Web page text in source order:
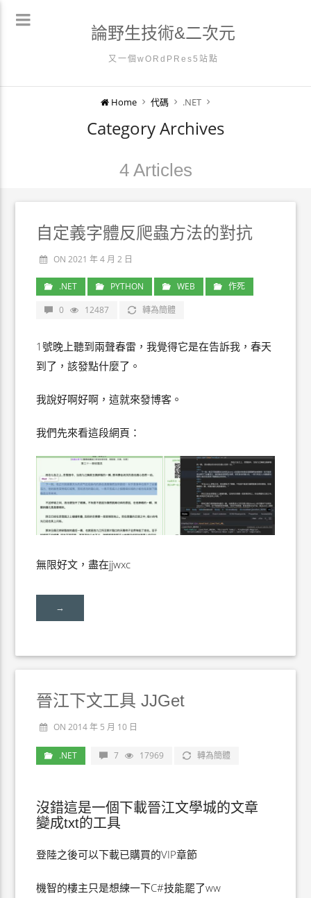
論野生技術&二次元
又一個wORdPRes5站點
Home 代碼 .NET
Category Archives
4 Articles
自定義字體反爬蟲方法的對抗
ON 2021 年 4 月 2 日
.NET PYTHON WEB
作死
0
12487 轉為簡體
1號晚上聽到兩聲春雷，我覺得它是在告訴我，春天
到了，該發點什麼了。
我說好啊好啊，這就來發博客。
我們先來看這段網頁：
無限好文，盡在jjwxc
→
晉江下文工具 JJGet
ON 2014 年 5 月 10 日
.NET 7 17969 轉為簡體
沒錯這是一個下載晉江文學城的文章
變成txt的工具
登陸之後可以下載已購買的VIP章節
機智的樓主只是想練一下C#技能罷了ww